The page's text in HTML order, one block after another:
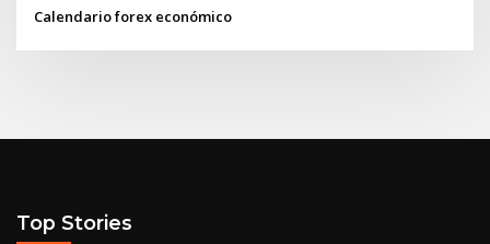
Calendario forex económico
Top Stories